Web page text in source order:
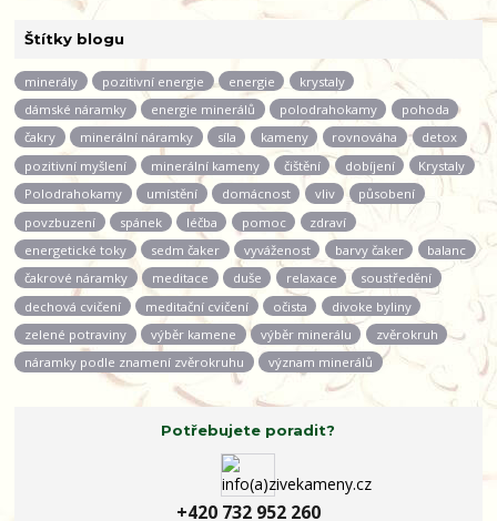
Štítky blogu
minerály pozitivní energie energie
krystaly
dámské náramky
energie minerálů polodrahokamy
pohoda
čakry
minerální náramky síla kameny rovnováha
detox
pozitivní myšlení
minerální kameny čištění dobíjení
Krystaly
Polodrahokamy
umístění domácnost vliv
působení
povzbuzení
spánek léčba pomoc
zdraví
energetické toky
sedm čaker vyváženost barvy čaker
balanc
čakrové náramky
meditace duše relaxace
soustředění
dechová cvičení
meditační cvičení očista
divoke byliny
zelené potraviny
výběr kamene výběr minerálu
zvěrokruh
náramky podle znamení zvěrokruhu
význam minerálů
Potřebujete poradit?
+420 732 952 260